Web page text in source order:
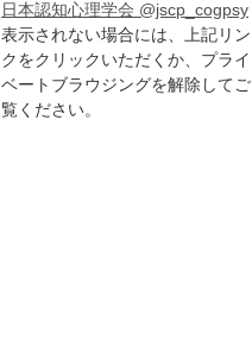
日本認知心理学会 @jscp_cogpsy
表示されない場合には、上記リン
クをクリックいただくか、プライ
ベートブラウジングを解除してご
覧ください。